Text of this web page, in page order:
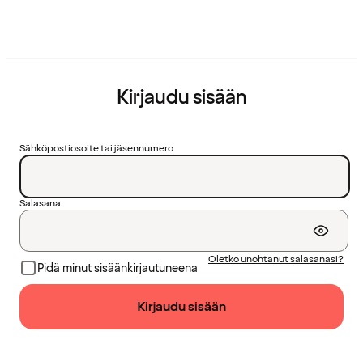
Kirjaudu sisään
Sähköpostiosoite tai jäsennumero
Salasana
Pidä minut sisäänkirjautuneena
Oletko unohtanut salasanasi?
Kirjaudu sisään